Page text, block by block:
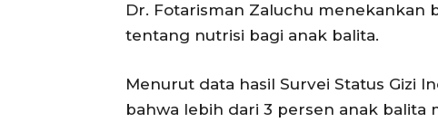
Dr. Fotarisman Zaluchu menekankan
tentang nutrisi bagi anak balita.
Menurut data hasil Survei Status Gizi
bahwa lebih dari 3 persen anak balita